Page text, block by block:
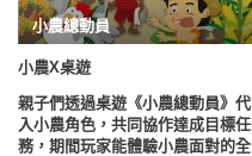
小農總動員
小農X桌遊
親子們透過桌遊《小農總動員》代
入小農角色，共同協作達成目標任
務，期間玩家能體驗小農面對的全